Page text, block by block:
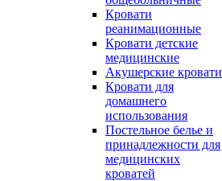
Кровати
реанимационные
Кровати детские
медицинские
Акушерские кровати
Кровати для
домашнего
использования
Постельное белье и
принадлежности для
медицинских
кроватей